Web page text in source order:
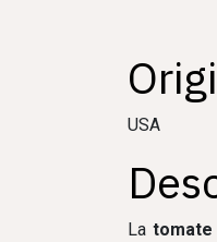
USA
La